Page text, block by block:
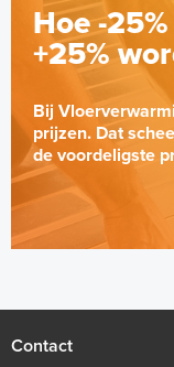
Hoe -25%
+25%
Bij
prijzen. Dat
de voordeligste
Contact